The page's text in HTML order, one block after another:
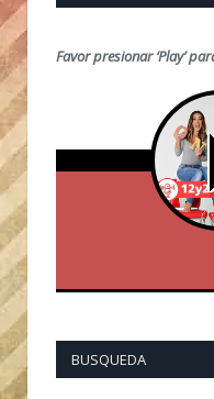
Favor presionar ‘Play’
BUSQUEDA